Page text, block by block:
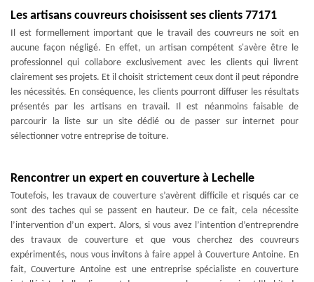
Les artisans couvreurs choisissent ses clients 77171
Il est formellement important que le travail des couvreurs ne soit en
aucune façon négligé. En effet, un artisan compétent s'avère être le
professionnel qui collabore exclusivement avec les clients qui livrent
clairement ses projets. Et il choisit strictement ceux dont il peut répondre
les nécessités. En conséquence, les clients pourront diffuser les résultats
présentés par les artisans en travail. Il est néanmoins faisable de
parcourir la liste sur un site dédié ou de passer sur internet pour
sélectionner votre entreprise de toiture.
Rencontrer un expert en couverture à Lechelle
Toutefois, les travaux de couverture s’avèrent difficile et risqués car ce
sont des taches qui se passent en hauteur. De ce fait, cela nécessite
l’intervention d’un expert. Alors, si vous avez l’intention d’entreprendre
des travaux de couverture et que vous cherchez des couvreurs
expérimentés, nous vous invitons à faire appel à Couverture Antoine. En
fait, Couverture Antoine est une entreprise spécialiste en couverture